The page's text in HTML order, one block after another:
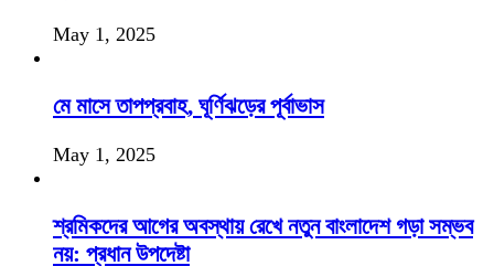
May 1, 2025
মে মাসে তাপপ্রবাহ, ঘূর্ণিঝড়ের পূর্বাভাস
May 1, 2025
শ্রমিকদের আগের অবস্থায় রেখে নতুন বাংলাদেশ গড়া সম্ভব
নয়: প্রধান উপদেষ্টা